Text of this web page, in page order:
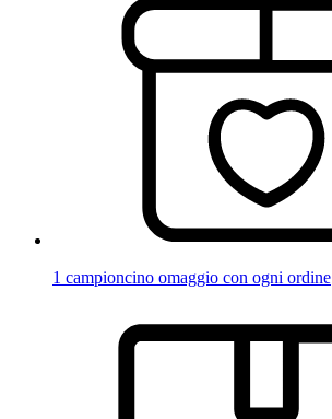
1 campioncino omaggio con ogni ordine